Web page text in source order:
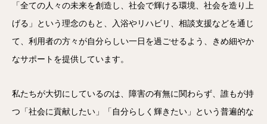
「全ての人々の未来を創造し、社会で輝ける環境、社会を造り上
げる」という理念のもと、入浴やリハビリ、相談支援などを通じ
て、利用者の方々が自分らしい一日を過ごせるよう、きめ細やか
なサポートを提供しています。
私たちが大切にしているのは、障害の有無に関わらず、誰もが持
つ「社会に貢献したい」「自分らしく輝きたい」という普遍的な